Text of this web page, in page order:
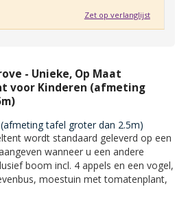
Zet op verlanglijst
- Unieke, Op Maat
voor Kinderen (afmeting
tafel groter dan 2.5m)
wordt standaard geleverd op een
wanneer u een andere
boom incl. 4 appels en een vogel,
moestuin met tomatenplant,